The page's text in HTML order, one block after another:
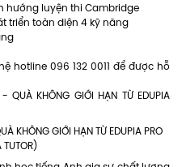
hướng luyện thi Cambridge
triển toàn diện 4 kỹ năng
hotline 096 132 0011 để được hỗ
KHÔNG GIỚI HẠN TỪ EDUPIA PRO
TUTOR)